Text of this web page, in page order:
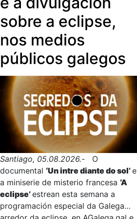
sobre a eclipse,
nos medios
públicos galegos
Santiago, 05.08.2026.- O
documental ‘Un intre diante do sol’e
a miniserie de misterio francesa ‘A
eclipse’estrean esta semana a
programación especial da Galega